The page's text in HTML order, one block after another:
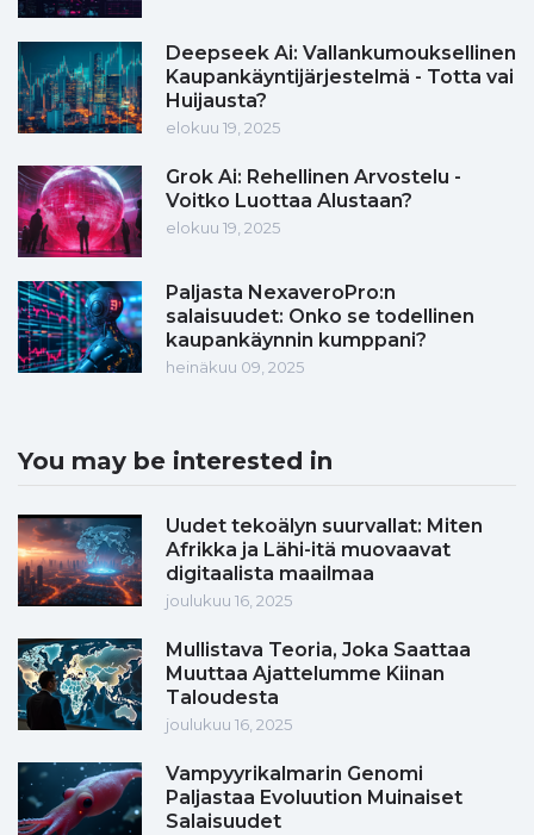
Deepseek Ai: Vallankumouksellinen
Kaupankäyntijärjestelmä - Totta vai
Huijausta?
elokuu 19, 2025
Grok Ai: Rehellinen Arvostelu -
Voitko Luottaa Alustaan?
elokuu 19, 2025
Paljasta NexaveroPro:n
salaisuudet: Onko se todellinen
kaupankäynnin kumppani?
heinäkuu 09, 2025
You may be interested in
Uudet tekoälyn suurvallat: Miten
Afrikka ja Lähi-itä muovaavat
digitaalista maailmaa
joulukuu 16, 2025
Mullistava Teoria, Joka Saattaa
Muuttaa Ajattelumme Kiinan
Taloudesta
joulukuu 16, 2025
Vampyyrikalmarin Genomi
Paljastaa Evoluution Muinaiset
Salaisuudet